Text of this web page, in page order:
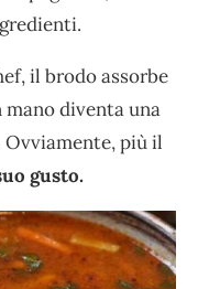
il brodo assorbe
diventa una
più il
gusto.